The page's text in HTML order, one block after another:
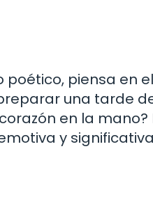
piensa en
una tarde
en la mano?
y